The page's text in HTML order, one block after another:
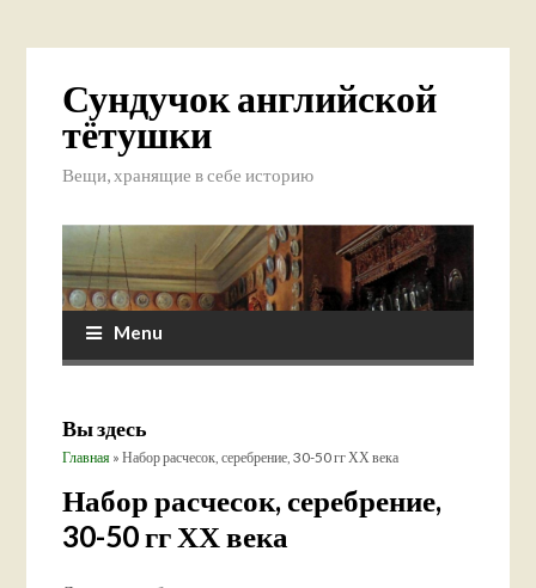
Сундучок английской
тётушки
Вещи, хранящие в себе историю
Menu
Вы здесь
Главная » Набор расчесок, серебрение, 30-50 гг ХХ века
Набор расчесок, серебрение,
30-50 гг ХХ века